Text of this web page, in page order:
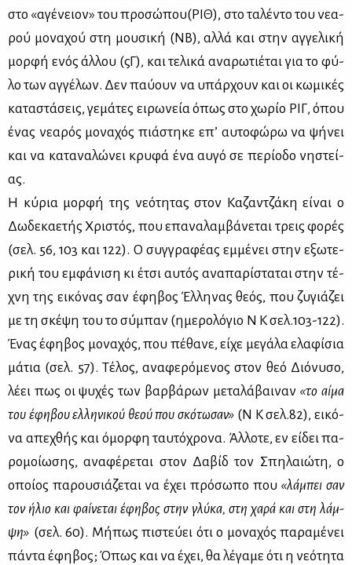
στο «αγέ­νειον» του προ­σώ­που(ΡΙΘ), στο τα­λέ­ντο του νε­α­
ρού μο­να­χού στη μου­σι­κή (ΝΒ), αλ­λά και στην αγ­γε­λι­κή
μορ­φή ενός άλ­λου (ςΓ), και τε­λι­κά ανα­ρω­τιέ­ται για το φύ­
λο των αγ­γέ­λων. Δεν παύ­ουν να υπάρ­χουν και οι κω­μι­κές
κα­τα­στά­σεις, γε­μά­τες ει­ρω­νεία όπως στο χω­ρίο ΡΙΓ, όπου
ένας νε­α­ρός μο­να­χός πιά­στη­κε επ’ αυ­το­φώ­ρω να ψή­νει
και να κα­τα­να­λώ­νει κρυ­φά ένα αυ­γό σε πε­ρί­ο­δο νη­στεί­
ας.
Η κύ­ρια μορ­φή της νε­ό­τη­τας στον Κα­ζαν­τζά­κη εί­ναι ο
Δω­δε­κα­ε­τής Χρι­στός, που επα­να­λαμ­βά­νε­ται τρεις φο­ρές
(σελ. 56, 103 και 122). Ο συγ­γρα­φέ­ας εμ­μέ­νει στην εξω­τε­
ρι­κή του εμ­φά­νι­ση κι έτσι αυ­τός ανα­πα­ρί­στα­ται στην τέ­
χνη της ει­κό­νας σαν έφη­βος Έλ­λη­νας θε­ός, που ζυ­γιά­ζει
με τη σκέ­ψη του το σύ­μπαν (ημε­ρο­λό­γιο Ν Κ σελ.103-122).
Ένας έφη­βος μο­να­χός, που πέ­θα­νε, εί­χε με­γά­λα ελα­φί­σια
μά­τια (σελ. 57). Τέ­λος, ανα­φε­ρό­με­νος στον θεό Διό­νυ­σο,
λέ­ει πως οι ψυ­χές των βαρ­βά­ρων με­τα­λά­βαι­ναν «το αί­μα
του έφη­βου ελ­λη­νι­κού θε­ού που σκό­τω­σαν» (Ν Κ σελ.82), ει­κό­
να απε­χθής και όμορ­φη ταυ­τό­χρο­να. Άλ­λο­τε, εν εί­δει πα­
ρο­μοί­ω­σης, ανα­φέ­ρε­ται στον Δα­βίδ τον Σπη­λαιώ­τη, ο
οποί­ος πα­ρου­σιά­ζε­ται να έχει πρό­σω­πο που «λά­μπει σαν
τον ήλιο και φαί­νε­ται έφη­βος στην γλύ­κα, στη χα­ρά και στη λάμ­
ψη» (σελ. 60). Μή­πως πι­στεύ­ει ότι ο μο­να­χός πα­ρα­μέ­νει
πά­ντα έφη­βος; Όπως και να έχει, θα λέ­γα­με ότι η νε­ό­τη­τα